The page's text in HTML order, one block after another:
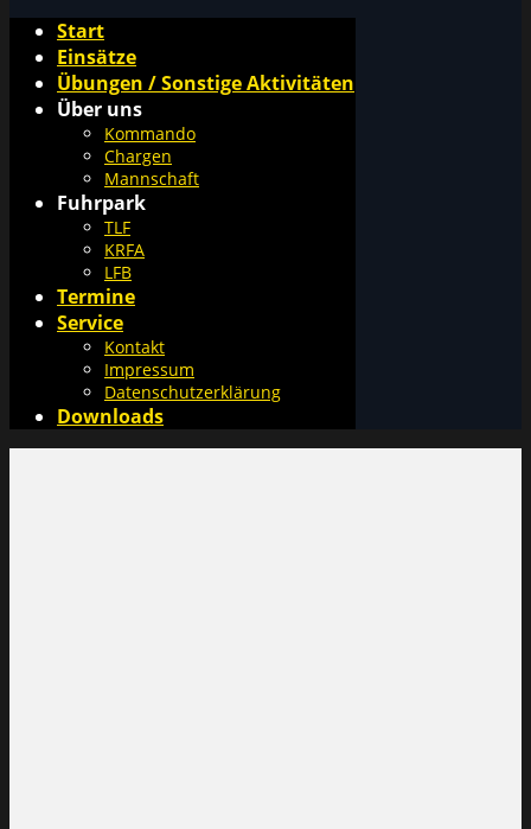
Start
Einsätze
Übungen / Sonstige Aktivitäten
Über uns
Kommando
Chargen
Mannschaft
Fuhrpark
TLF
KRFA
LFB
Termine
Service
Kontakt
Impressum
Datenschutzerklärung
Downloads